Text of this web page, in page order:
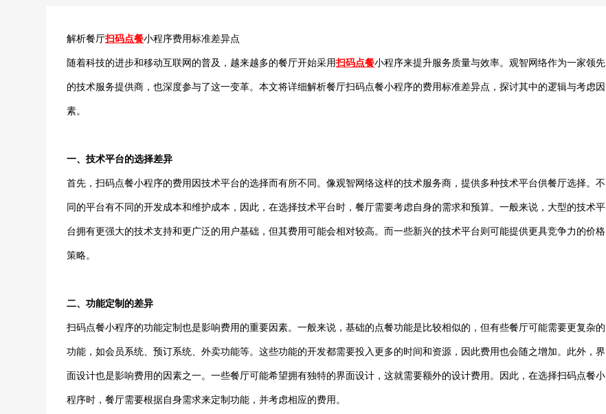
解析餐厅扫码点餐小程序费用标准差异点
随着科技的进步和移动互联网的普及，越来越多的餐厅开始采用扫码点餐小程序来提升服务质量与效率。观智网络作为一家领先
的技术服务提供商，也深度参与了这一变革。本文将详细解析餐厅扫码点餐小程序的费用标准差异点，探讨其中的逻辑与考虑因
素。
一、技术平台的选择差异
首先，扫码点餐小程序的费用因技术平台的选择而有所不同。像观智网络这样的技术服务商，提供多种技术平台供餐厅选择。不
同的平台有不同的开发成本和维护成本，因此，在选择技术平台时，餐厅需要考虑自身的需求和预算。一般来说，大型的技术平
台拥有更强大的技术支持和更广泛的用户基础，但其费用可能会相对较高。而一些新兴的技术平台则可能提供更具竞争力的价格
策略。
二、功能定制的差异
扫码点餐小程序的功能定制也是影响费用的重要因素。一般来说，基础的点餐功能是比较相似的，但有些餐厅可能需要更复杂的
功能，如会员系统、预订系统、外卖功能等。这些功能的开发都需要投入更多的时间和资源，因此费用也会随之增加。此外，界
面设计也是影响费用的因素之一。一些餐厅可能希望拥有独特的界面设计，这就需要额外的设计费用。因此，在选择扫码点餐小
程序时，餐厅需要根据自身需求来定制功能，并考虑相应的费用。